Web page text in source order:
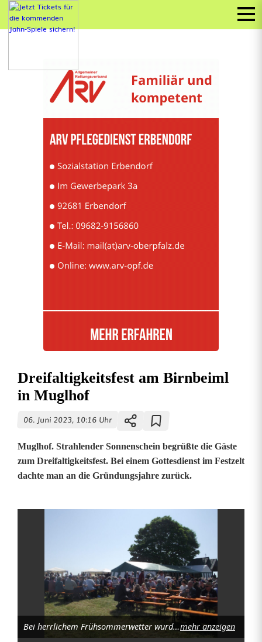
Dreifaltigkeitsfest am Birnbeiml
in Muglhof
06. Juni 2023, 10:16 Uhr
Muglhof. Strahlender Sonnenschein begrüßte die Gäste
zum Dreifaltigkeitsfest. Bei einem Gottesdienst im Festzelt
dachte man an die Gründungsjahre zurück.
a
Bei herrlichem Frühsommerwetter wurde am Sonntag auf dem höchsten Aussichtspunkt der Stadt Weiden, das vom OWV-Zweigverein Theisseil-Muglhof organisierte Dreifaltigkeitsfest gefeiert. Foto: Robert Ronkemehr anzeigen